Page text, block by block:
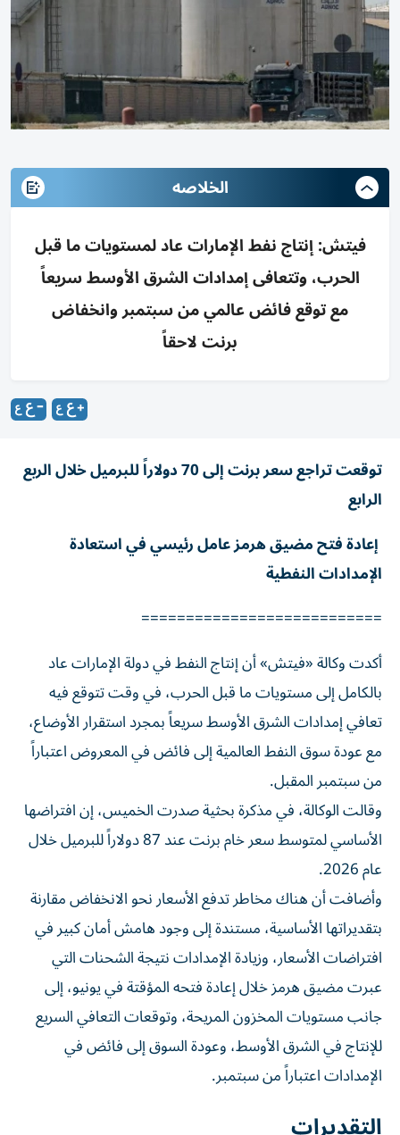
الخلاصه
فيتش: إنتاج نفط الإمارات عاد لمستويات ما قبل
الحرب، وتتعافى إمدادات الشرق الأوسط سريعاً
مع توقع فائض عالمي من سبتمبر وانخفاض
برنت لاحقاً
توقعت تراجع سعر برنت إلى 70 دولاراً للبرميل خلال الربع
الرابع
إعادة فتح مضيق هرمز عامل رئيسي في استعادة
الإمدادات النفطية
===========================
أكدت وكالة «فيتش» أن إنتاج النفط في دولة الإمارات عاد
بالكامل إلى مستويات ما قبل الحرب، في وقت تتوقع فيه
تعافي إمدادات الشرق الأوسط سريعاً بمجرد استقرار الأوضاع،
مع عودة سوق النفط العالمية إلى فائض في المعروض اعتباراً
من سبتمبر المقبل.
وقالت الوكالة، في مذكرة بحثية صدرت الخميس، إن افتراضها
الأساسي لمتوسط سعر خام برنت عند 87 دولاراً للبرميل خلال
عام 2026.
وأضافت أن هناك مخاطر تدفع الأسعار نحو الانخفاض مقارنة
بتقديراتها الأساسية، مستندة إلى وجود هامش أمان كبير في
افتراضات الأسعار، وزيادة الإمدادات نتيجة الشحنات التي
عبرت مضيق هرمز خلال إعادة فتحه المؤقتة في يونيو، إلى
جانب مستويات المخزون المريحة، وتوقعات التعافي السريع
للإنتاج في الشرق الأوسط، وعودة السوق إلى فائض في
الإمدادات اعتباراً من سبتمبر.